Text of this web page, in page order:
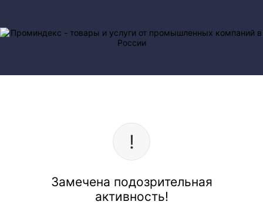
Замечена подозрительная
активность!